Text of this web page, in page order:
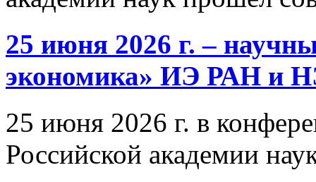
25 июня 2026 г. –
экономика» ИЭ РАН и
25 июня 2026 г. в
Российской академии